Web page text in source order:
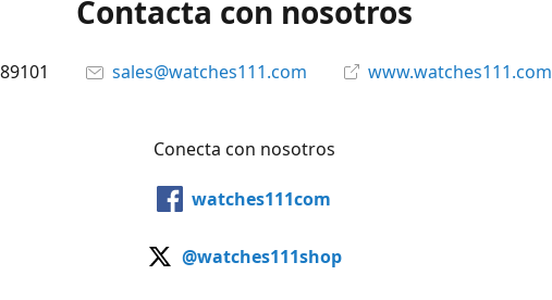
Contacta con nosotros
sales@watches111.com www.watches111.com
Conecta con nosotros
watches111com
@watches111shop